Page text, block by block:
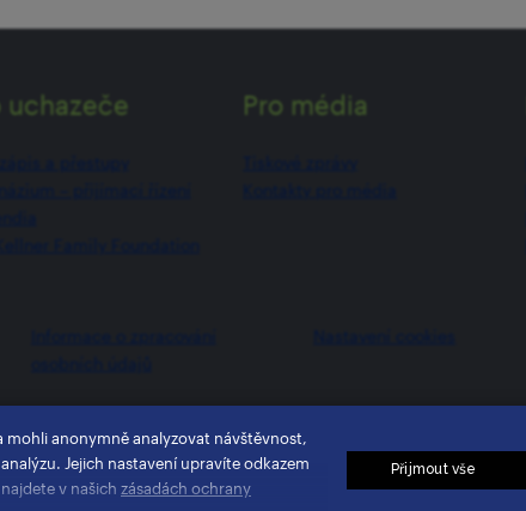
uchazeče Pro média
anonymně analyzovat návštěvnost,
Jejich nastavení upravíte odkazem
v našich zásadách ochrany
Přijmout vše